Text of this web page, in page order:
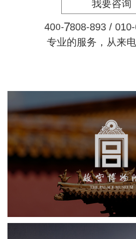
我要咨询
400-7808-893 / 010-
专业的服务，从来
故宫博